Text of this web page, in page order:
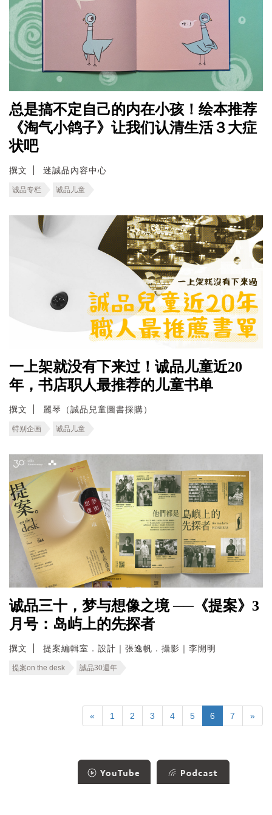
总是搞不定自己的内在小孩！绘本推荐
《淘气小鸽子》让我们认清生活３大症
状吧
撰文 迷誠品內容中心
诚品专栏 诚品儿童
一上架就没有下来过！诚品儿童近20
年，书店职人最推荐的儿童书单
撰文 麗琴（誠品兒童圖書採購）
特别企画 诚品儿童
诚品三十，梦与想像之境 ──《提案》3
月号：岛屿上的先探者
撰文 提案編輯室．設計｜張逸帆．攝影｜李開明
提案on the desk 誠品30週年
« 1 2 3 4 5 6 7 »